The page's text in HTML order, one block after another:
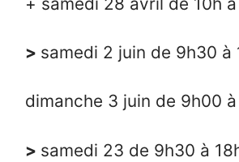
> samedi 2 juin de 9h30 à
dimanche 3 juin de 9h00
> samedi 23 de 9h30 à